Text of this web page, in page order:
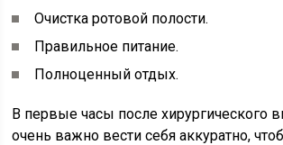
Очистка ротовой полости.
Правильное питание.
Полноценный отдых.
В первые часы после хирургического
очень важно вести себя аккуратно,